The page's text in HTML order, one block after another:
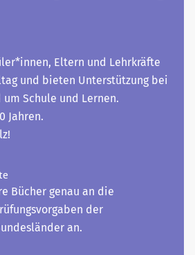
Eltern und Lehrkräfte
und bieten Unterstützung bei
Schule und Lernen.
Jahren.
Bücher genau an die
der
an.